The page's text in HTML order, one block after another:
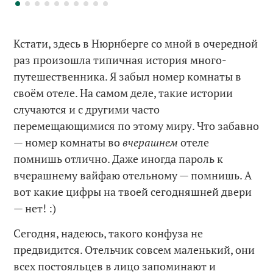
Кстати, здесь в Нюрнберге со мной в очередной
раз произошла типичная история много-
путешественника. Я забыл номер комнаты в
своём отеле. На самом деле, такие истории
случаются и с другими часто
перемещающимися по этому миру. Что забавно
— номер комнаты вовчерашнем отеле
помнишь отлично. Даже иногда пароль к
вчерашнему вайфаю отельному — помнишь. А
вот какие цифры на твоей сегодняшней двери
— нет! :)
Сегодня, надеюсь, такого конфуза не
предвидится. Отельчик совсем маленький, они
всех постояльцев в лицо запоминают и